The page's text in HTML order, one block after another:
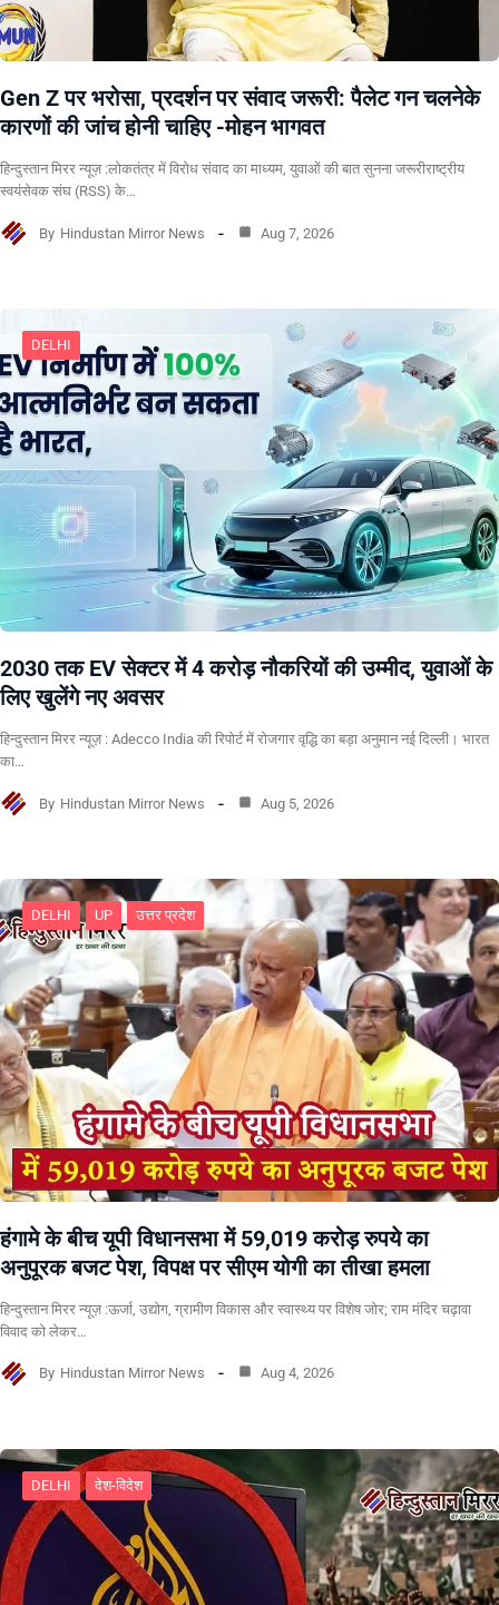
Gen Z पर भरोसा, प्रदर्शन पर संवाद जरूरी: पैलेट गन चलनेके
कारणों की जांच होनी चाहिए -मोहन भागवत
हिन्दुस्तान मिरर न्यूज़ :लोकतंत्र में विरोध संवाद का माध्यम, युवाओं की बात सुनना जरूरीराष्ट्रीय
स्वयंसेवक संघ (RSS) के…
By Hindustan Mirror News Aug 7, 2026
DELHI
2030 तक EV सेक्टर में 4 करोड़ नौकरियों की उम्मीद, युवाओं के
लिए खुलेंगे नए अवसर
हिन्दुस्तान मिरर न्यूज़ : Adecco India की रिपोर्ट में रोजगार वृद्धि का बड़ा अनुमान नई दिल्ली। भारत
का…
By Hindustan Mirror News Aug 5, 2026
DELHI UP उत्तर प्रदेश
हंगामे के बीच यूपी विधानसभा में 59,019 करोड़ रुपये का
अनुपूरक बजट पेश, विपक्ष पर सीएम योगी का तीखा हमला
हिन्दुस्तान मिरर न्यूज़ :ऊर्जा, उद्योग, ग्रामीण विकास और स्वास्थ्य पर विशेष जोर; राम मंदिर चढ़ावा
विवाद को लेकर…
By Hindustan Mirror News Aug 4, 2026
DELHI देश-विदेश